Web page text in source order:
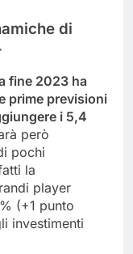
di
fine 2023 ha
prime previsioni
i 5,4
però
pochi
la
player
(+1 punto
investimenti